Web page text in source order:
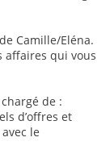
Camille/Eléna.
affaires qui vous
de :
d’offres et
le